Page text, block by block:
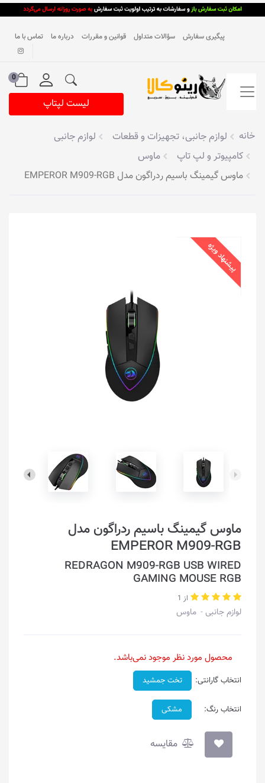
پیگیری سفارش سؤالات متداول قوانین و مقررات درباره ما تماس با ما
0
لیست لپتاپ
خانه لوازم جانبی، تجهیزات و قطعات
لوازم جانبی
کامپیوتر و لپ تاپ
ماوس
ماوس گیمینگ ‌باسیم ردراگون مدل EMPEROR M909-RGB
پیشنهاد ویژه
ماوس گیمینگ ‌باسیم ردراگون مدل
EMPEROR M909-RGB
REDRAGON M909-RGB USB WIRED
GAMING MOUSE RGB
از 1
لوازم جانبی ماوس
محصول مورد نظر موجود نمی‌باشد.
انتخاب گارانتی: تخت جمشید
انتخاب رنگ: مشکی
مقایسه